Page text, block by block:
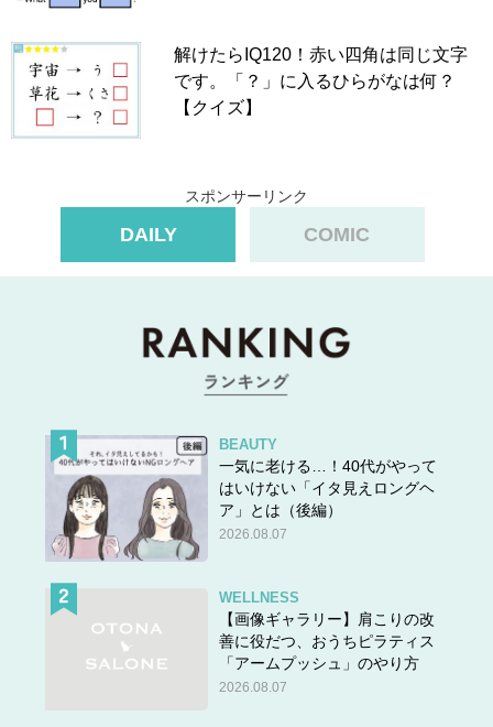
解けたらIQ120！赤い四角は同じ文字
です。「？」に入るひらがなは何？
【クイズ】
スポンサーリンク
DAILY COMIC
BEAUTY
一気に老ける…！40代がやって
はいけない「イタ見えロングヘ
ア」とは（後編）
2026.08.07
WELLNESS
【画像ギャラリー】肩こりの改
善に役だつ、おうちピラティス
「アームプッシュ」のやり方
2026.08.07